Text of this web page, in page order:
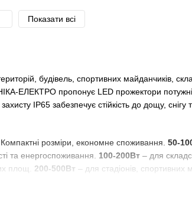
будівель, спортивних майданчиків,
ЕЛЕКТРО пропонує LED прожектори
IP65 забезпечує стійкість до дощу, снігу
розміри, економне споживання. 50-
та енергоспоживання. 100-200Вт – для
площ. 200-500Вт – для стадіонів, спортивних
Показати всі